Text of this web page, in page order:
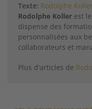
Texte: Rodolphe
Rodolphe Koller est
dispense des
personnalisées aux
collaborateurs et
Plus d'articles de